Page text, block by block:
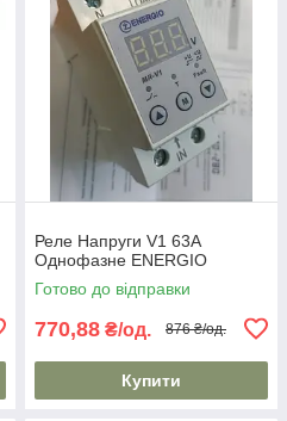
Реле Напруги V1 63A
Однофазне ENERGIO
Готово до відправки
770,88 ₴/од. 876 ₴/од.
Купити